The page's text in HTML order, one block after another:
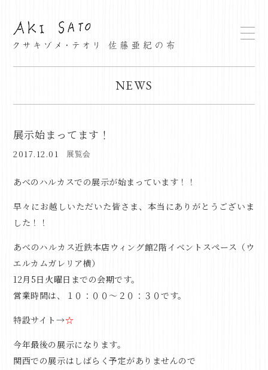
NEWS
展示始まってます！
2017.12.01 展覧会
あべのハルカスでの展示が始まっています！！
早々にお越しいただいた皆さま、本当にありがとうございま
した！！
あべのハルカス近鉄本店ウィング館2階イベントスペース（ウ
エルカムガレリア横）
12月5日火曜日までの会期です。
営業時間は、１０：００～２０：３０です。
特設サイト→☆
今年最後の展示になります。
関西での展示はしばらく予定がありませんので